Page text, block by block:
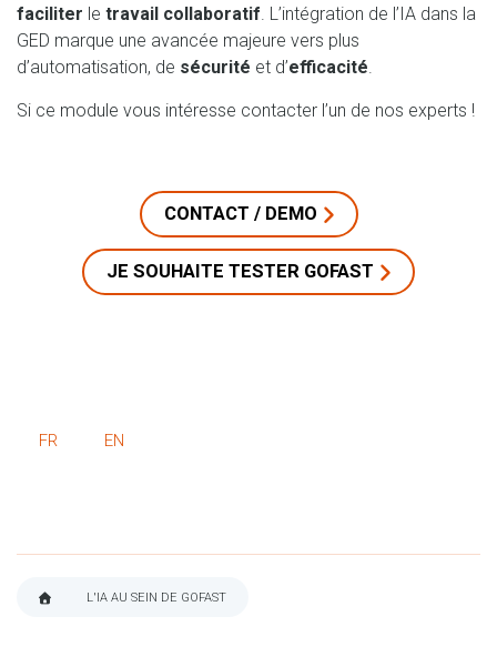
faciliter le travail collaboratif. L’intégration de l’IA dans la
GED marque une avancée majeure vers plus
d’automatisation, de sécurité et d’efficacité.
Si ce module vous intéresse contacter l’un de nos experts !
CONTACT / DEMO
JE SOUHAITE TESTER GOFAST
FR EN
L'IA AU SEIN DE GOFAST